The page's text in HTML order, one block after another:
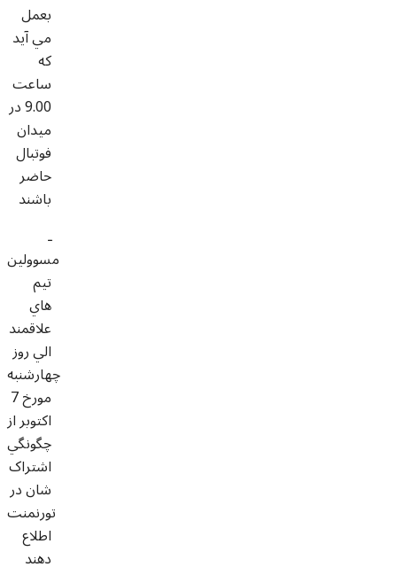
بعمل
مي آيد
که
ساعت
9.00 در
ميدان
فوتبال
حاضر
باشند
ـ
مسوولين
تيم
هاي
علاقمند
الي روز
چهارشنبه
مورخ 7
اکتوبر از
چگونگي
اشتراک
شان در
تورنمنت
اطلاع
دهند